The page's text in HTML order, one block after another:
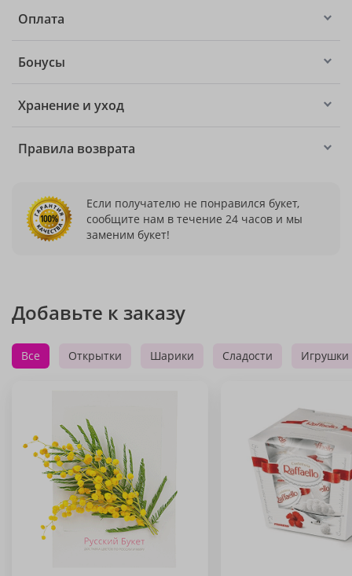
Оплата
Бонусы
Хранение и уход
Правила возврата
Если получателю не понравился букет,
сообщите нам в течение 24 часов и мы
заменим букет!
Добавьте к заказу
Все Открытки Шарики Сладости Игрушки